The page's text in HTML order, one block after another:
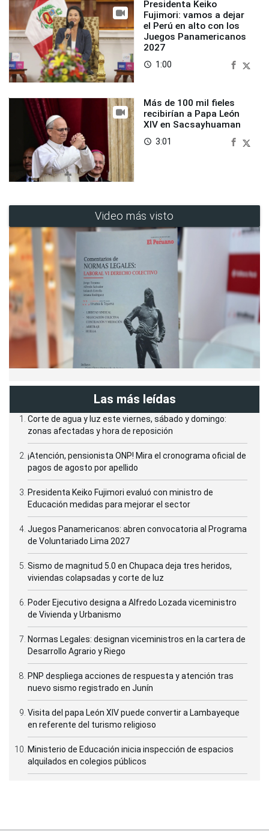
Presidenta Keiko
Fujimori: vamos a dejar
el Perú en alto con los
Juegos Panamericanos
2027
access_time 1:00
Más de 100 mil fieles
recibirían a Papa León
XIV en Sacsayhuaman
access_time 3:01
Video más visto
Las más leídas
Corte de agua y luz este viernes, sábado y domingo:
zonas afectadas y hora de reposición
¡Atención, pensionista ONP! Mira el cronograma oficial de
pagos de agosto por apellido
Presidenta Keiko Fujimori evaluó con ministro de
Educación medidas para mejorar el sector
Juegos Panamericanos: abren convocatoria al Programa
de Voluntariado Lima 2027
Sismo de magnitud 5.0 en Chupaca deja tres heridos,
viviendas colapsadas y corte de luz
Poder Ejecutivo designa a Alfredo Lozada viceministro
de Vivienda y Urbanismo
Normas Legales: designan viceministros en la cartera de
Desarrollo Agrario y Riego
PNP despliega acciones de respuesta y atención tras
nuevo sismo registrado en Junín
Visita del papa León XIV puede convertir a Lambayeque
en referente del turismo religioso
Ministerio de Educación inicia inspección de espacios
alquilados en colegios públicos